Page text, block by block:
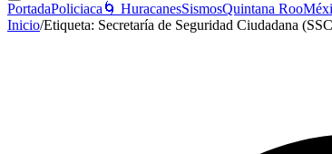
PortadaPoliciaca 🌀 HuracanesSismosQuintana Roo
Inicio/Etiqueta: Secretaría de Seguridad Ciudadana